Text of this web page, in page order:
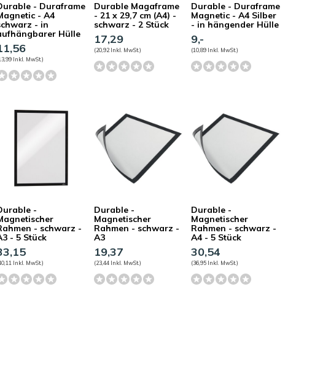
- Duraframe
- A4
- in
Hülle
Inkl. MwSt.)
Durable Magaframe
- 21 x 29,7 cm (A4) -
schwarz - 2 Stück
17,29
(20,92 Inkl. MwSt.)
Durable - Duraframe
Magnetic - A4 Silber
- in hängender Hülle
9,-
(10,89 Inkl. MwSt.)
-
- schwarz -
- 5 Stück
Inkl. MwSt.)
Durable -
Magnetischer
Rahmen - schwarz -
A3
19,37
(23,44 Inkl. MwSt.)
Durable -
Magnetischer
Rahmen - schwarz -
A4 - 5 Stück
30,54
(36,95 Inkl. MwSt.)